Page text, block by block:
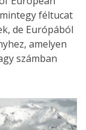
féltucat
de Európából
amelyen
számban